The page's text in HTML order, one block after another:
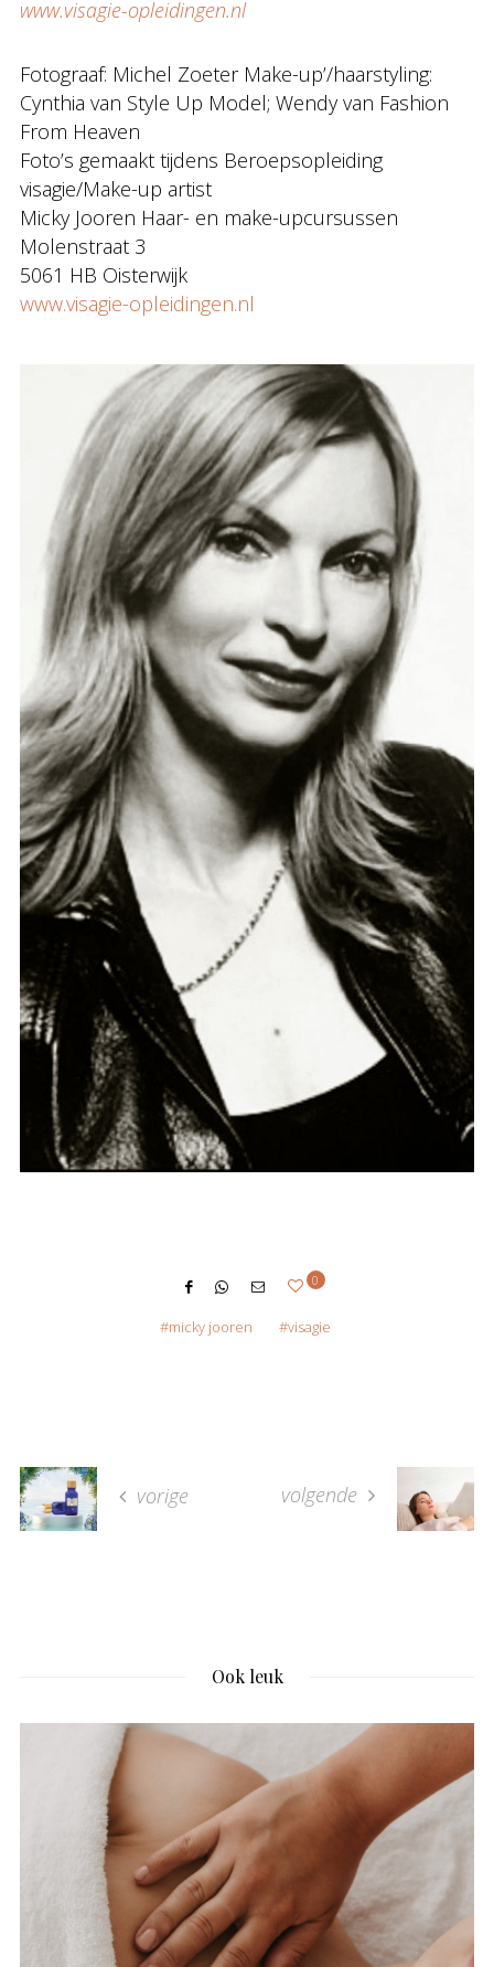
www.visagie-opleidingen.nl
Fotograaf: Michel Zoeter Make-up’/haarstyling:
Cynthia van Style Up Model; Wendy van Fashion
From Heaven
Foto’s gemaakt tijdens Beroepsopleiding
visagie/Make-up artist
Micky Jooren Haar- en make-upcursussen
Molenstraat 3
5061 HB Oisterwijk
www.visagie-opleidingen.nl
0
micky jooren visagie
vorige volgende
Ook leuk